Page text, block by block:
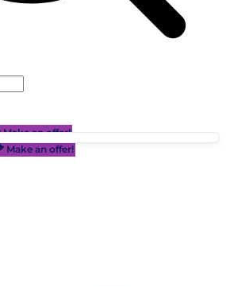
Make an offer!
Make an offer!